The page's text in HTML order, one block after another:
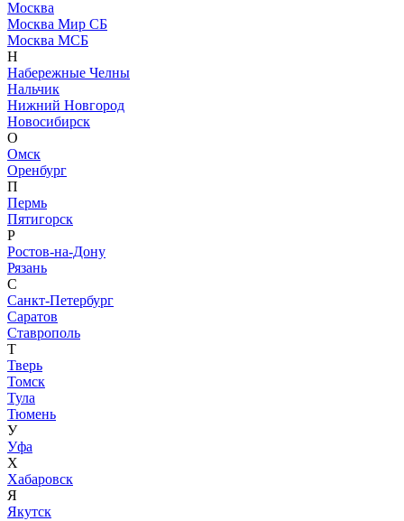
Москва
Москва Мир СБ
Москва МСБ
Н
Набережные Челны
Нальчик
Нижний Новгород
Новосибирск
О
Омск
Оренбург
П
Пермь
Пятигорск
Р
Ростов-на-Дону
Рязань
С
Санкт-Петербург
Саратов
Ставрополь
Т
Тверь
Томск
Тула
Тюмень
У
Уфа
Х
Хабаровск
Я
Якутск